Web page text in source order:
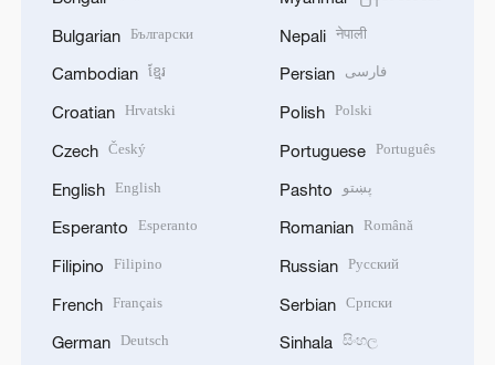
Bulgarian Български
Cambodian ខ្មែរ
Croatian Hrvatski
Czech Český
English English
Esperanto Esperanto
Filipino Filipino
French Français
German Deutsch
Nepali नेपाली
Persian فارسی
Polish Polski
Portuguese Português
Pashto پښتو
Romanian Română
Russian Русский
Serbian Српски
Sinhala සිංහල